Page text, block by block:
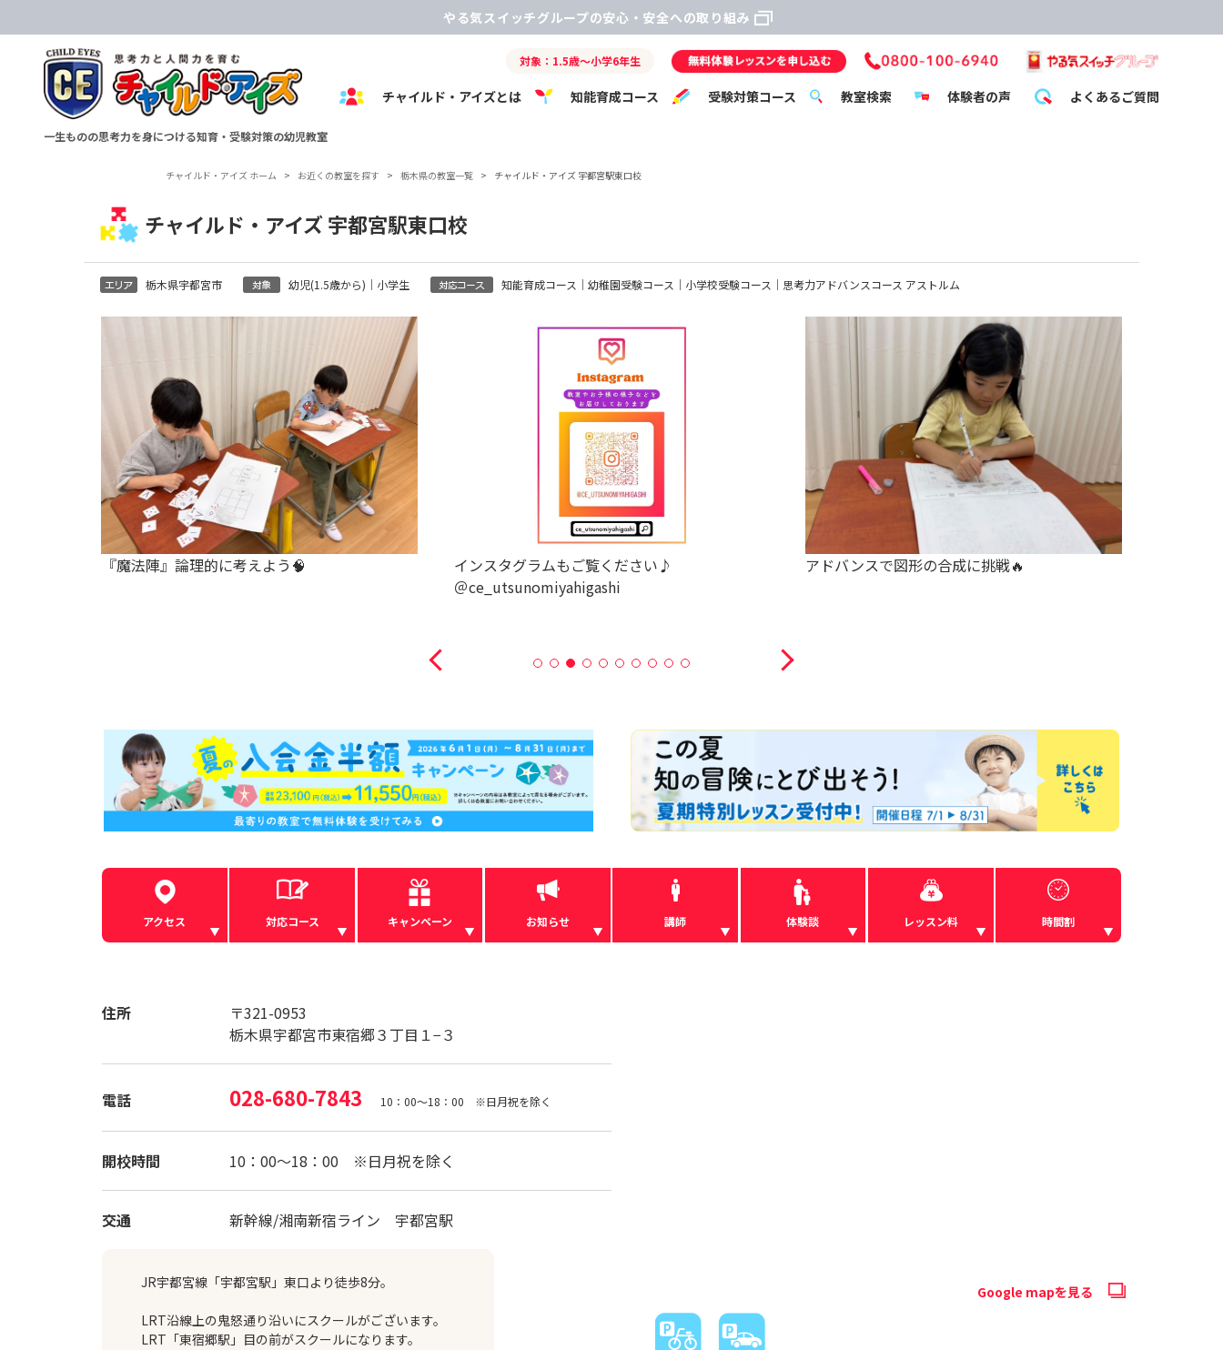
やる気スイッチグループの安心・安全への取り組み
一生ものの思考力を身につける知育・受験対策の幼児教室
対象：1.5歳～小学6年生
チャイルド・アイズとは 知能育成コース 受験対策コース 教室検索 体験者の声 よくあるご質問
チャイルド・アイズ ホーム > お近くの教室を探す > 栃木県の教室一覧 > チャイルド・アイズ 宇都宮駅東口校
チャイルド・アイズ 宇都宮駅東口校
栃木県宇都宮市 幼児(1.5歳から)｜小学生 知能育成コース｜幼稚園受験コース｜小学校受験コース｜思考力アドバンスコース アストルム
』論理的に考えよう🧠
インスタグラムもご覧ください♪
＠ce_utsunomiyahigashi
アドバンスで図形の合成に挑戦🔥 作った形を色分けしよう(^_-)-
アクセス 対応コース キャンペーン お知らせ 講師 体験談 レッスン料 時間割
住所
〒321-0953
栃木県宇都宮市東宿郷３丁目１−３
電話 028-680-7843 10：00～18：00 ※日月祝を除く
開校時間 10：00～18：00 ※日月祝を除く
交通 新幹線/湘南新宿ライン 宇都宮駅
JR宇都宮線「宇都宮駅」東口より徒歩8分。
LRT沿線上の鬼怒通り沿いにスクールがございます。
LRT「東宿郷駅」目の前がスクールになります。
Google mapを見る